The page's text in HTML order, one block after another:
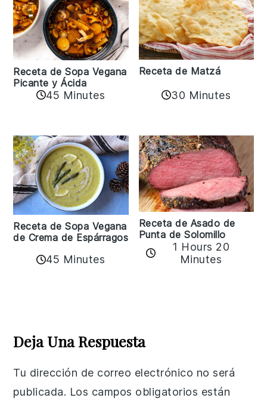
Receta de Sopa Vegana
Picante y Ácida
45 Minutes
Receta de Matzá
30 Minutes
Receta de Sopa Vegana
de Crema de Espárragos
45 Minutes
Receta de Asado de
Punta de Solomillo
1 Hours 20
Minutes
Interactions
Deja Una Respuesta
Tu dirección de correo electrónico no será
publicada. Los campos obligatorios están